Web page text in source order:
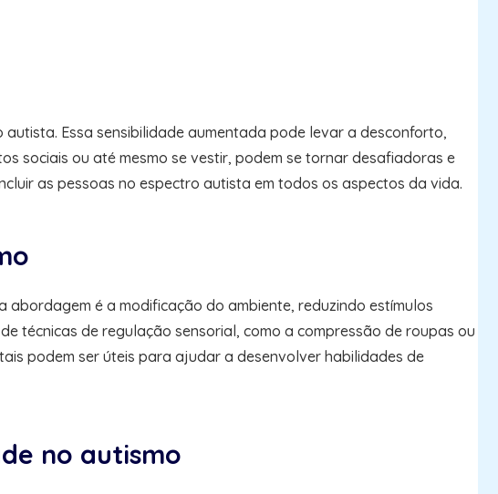
Essa sensibilidade aumentada pode levar a desconforto,
sociais ou até mesmo se vestir, podem se tornar desafiadoras e
as pessoas no espectro autista em todos os aspectos da vida.
é a modificação do ambiente, reduzindo estímulos
técnicas de regulação sensorial, como a compressão de roupas ou
podem ser úteis para ajudar a desenvolver habilidades de
no autismo